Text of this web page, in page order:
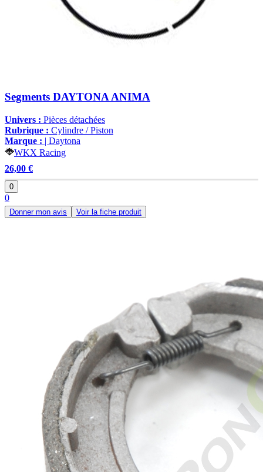
Segments DAYTONA ANIMA
Univers : Pièces détachées
Rubrique : Cylindre / Piston
Marque : | Daytona
WKX Racing
26,00 €
0
0
Donner mon avis Voir la fiche produit